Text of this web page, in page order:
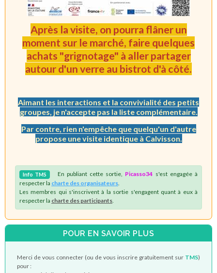
Après la visite, on pourra flâner un
moment sur le marché, faire quelques
achats "grignotage" à aller partager
autour d'un verre au bistrot d'à côté.
Aimant les interactions et la convivialité des petits
groupes, je n'accepte pas la liste complémentaire.
Par contre, rien n'empêche que quelqu'un d'autre
propose une visite identique à Calvisson.
Info TMS En publiant cette sortie, Picasso34 s'est engagée à
respecter la charte des organisateurs
Les membres qui s'inscrivent à la sortie s'engagent quant à eux à
respecter la charte des participants
POUR EN SAVOIR PLUS
Merci de vous connecter (ou de vous inscrire gratuitement sur TMS)
pour :